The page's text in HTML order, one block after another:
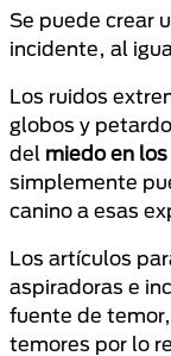
Se puede crear
incidente, al
Los ruidos
globos y
del miedo en
simplemente
canino a esas
Los artículos
aspiradoras e
fuente de
temores por lo